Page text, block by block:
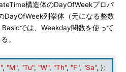
構造体のDayOfWeekプロパ
DayOfWeek列挙体（元になる整数
では、Weekday関数を使って
。
, "M", "Tu", "W", "Th", "F", "Sa", };